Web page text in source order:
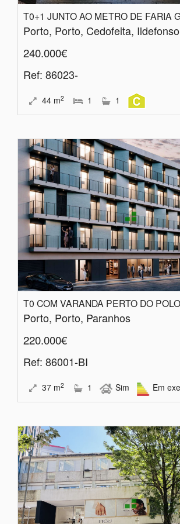
T0+1 JUNTO AO METRO DE FARIA
240.000€
Ref: 86023-
44 m2 1 1
Porto, Porto, Paranhos
220.000€
Ref: 86001-BI
37 m2 1 Sim Em